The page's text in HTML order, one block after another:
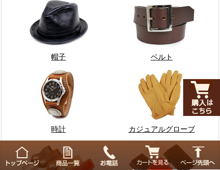
帽子 ベルト
時計 カジュアルグローブ